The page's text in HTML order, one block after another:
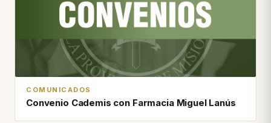
COMUNICADOS
Convenio Cademis con Farmacia Miguel Lanús